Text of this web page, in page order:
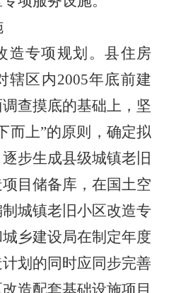
造专项规划。县住房
辖区内2005年底前建
查摸底的基础上，坚
而上”的原则，确定拟
步生成县级城镇老旧
目储备库，在国土空
城镇老旧小区改造专
乡建设局在制定年度
划的同时应同步完善
造配套基础设施项目